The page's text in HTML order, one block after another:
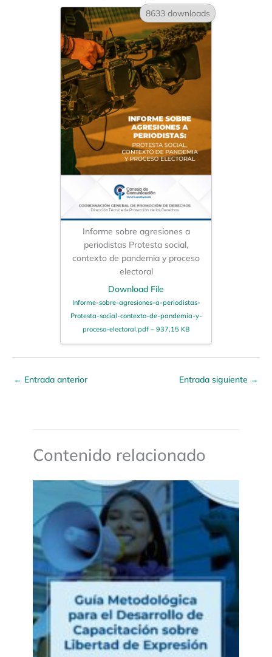
8633 downloads
Informe sobre agresiones a
periodistas Protesta social,
contexto de pandemia y proceso
electoral
Download File
Informe-sobre-agresiones-a-periodistas-
Protesta-social-contexto-de-pandemia-y-
proceso-electoral.pdf – 937,15 KB
← Entrada anterior Entrada siguiente →
Contenido relacionado